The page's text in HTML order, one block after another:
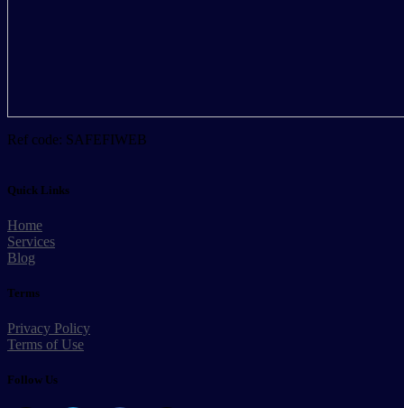
Ref code: SAFEFIWEB
Quick Links
Home
Services
Blog
Terms
Privacy Policy
Terms of Use
Follow Us